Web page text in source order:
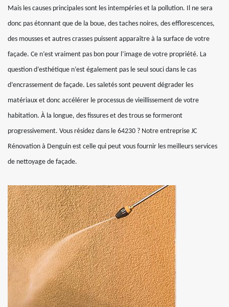
Mais les causes principales sont les intempéries et la pollution. Il ne sera
donc pas étonnant que de la boue, des taches noires, des efflorescences,
des mousses et autres crasses puissent apparaître à la surface de votre
façade. Ce n’est vraiment pas bon pour l’image de votre propriété. La
question d’esthétique n’est également pas le seul souci dans le cas
d’encrassement de façade. Les saletés sont peuvent dégrader les
matériaux et donc accélérer le processus de vieillissement de votre
habitation. À la longue, des fissures et des trous se formeront
progressivement. Vous résidez dans le 64230 ? Notre entreprise JC
Rénovation à Denguin est celle qui peut vous fournir les meilleurs services
de nettoyage de façade.